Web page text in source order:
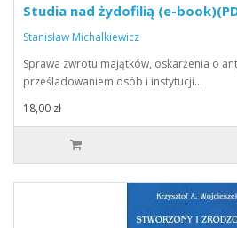
Studia nad żydofilią (e-
Stanisław Michalkiewicz
Sprawa zwrotu majątków, oskarżenia o
prześladowaniem osób i instytucji…
18,00 zł